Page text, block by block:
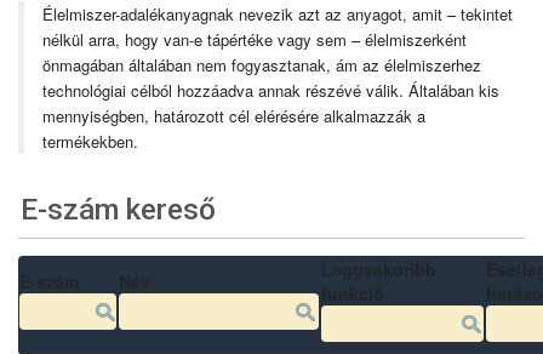
Élelmiszer-adalékanyagnak nevezik azt az anyagot, amit – tekintet
nélkül arra, hogy van-e tápértéke vagy sem – élelmiszerként
önmagában általában nem fogyasztanak, ám az élelmiszerhez
technológiai célból hozzáadva annak részévé válik. Általában kis
mennyiségben, határozott cél elérésére alkalmazzák a
termékekben.
E-szám kereső